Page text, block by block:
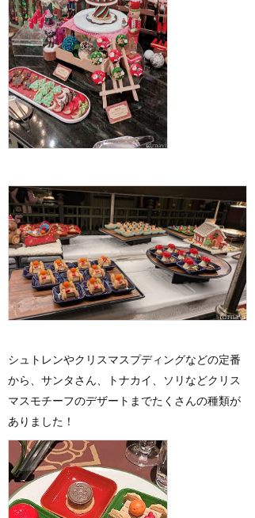
シュトレンやクリスマスプディングなどの定番
から、サンタさん、トナカイ、ソリなどクリス
マスモチーフのデザートまでたくさんの種類が
ありました！